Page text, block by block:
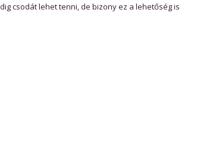
csodát lehet tenni, de bizony ez a lehetőség is